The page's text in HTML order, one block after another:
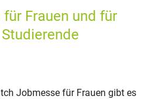
Frauen und für
Jobmesse für Frauen gibt es